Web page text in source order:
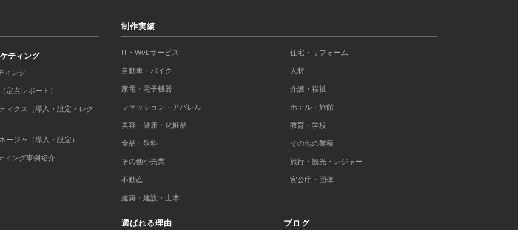
ティング
ィング
定点レポート）
ィクス（導入・設定・レク
ージャ（導入・設定）
ィング事例紹介
制作実績
IT・Webサービス
自動車・バイク
家電・電子機器
ファッション・アパレル
美容・健康・化粧品
食品・飲料
その他小売業
不動産
建築・建設・土木
住宅・リフォーム
人材
介護・福祉
ホテル・旅館
教育・学校
その他の業種
旅行・観光・レジャー
官公庁・団体
選ばれる理由 ブログ